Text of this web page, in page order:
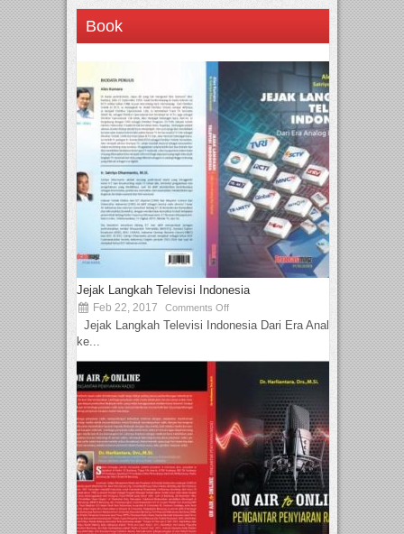
Book
Jejak Langkah Televisi Indonesia
Feb 22, 2017 Comments Off
Jejak Langkah Televisi Indonesia Dari Era Analog
ke...